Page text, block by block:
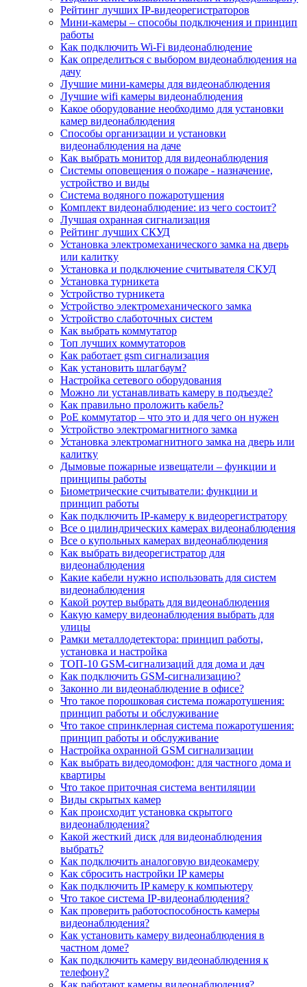
Рейтинг лучших IP-видеорегистраторов
Мини-камеры – способы подключения и принцип
работы
Как подключить Wi-Fi видеонаблюдение
Как определиться с выбором видеонаблюдения на
дачу
Лучшие мини-камеры для видеонаблюдения
Лучшие wifi камеры видеонаблюдения
Какое оборудование необходимо для установки
камер видеонаблюдения
Способы организации и установки
видеонаблюдения на даче
Как выбрать монитор для видеонаблюдения
Системы оповещения о пожаре - назначение,
устройство и виды
Система водяного пожаротушения
Комплект видеонаблюдение: из чего состоит?
Лучшая охранная сигнализация
Рейтинг лучших СКУД
Установка электромеханического замка на дверь
или калитку
Установка и подключение считывателя СКУД
Установка турникета
Устройство турникета
Устройство электромеханического замка
Устройство слаботочных систем
Как выбрать коммутатор
Топ лучших коммутаторов
Как работает gsm сигнализация
Как установить шлагбаум?
Настройка сетевого оборудования
Можно ли устанавливать камеру в подъезде?
Как правильно проложить кабель?
PoE коммутатор – что это и для чего он нужен
Устройство электромагнитного замка
Установка электромагнитного замка на дверь или
калитку
Дымовые пожарные извещатели – функции и
принципы работы
Биометрические считыватели: функции и
принцип работы
Как подключить IP-камеру к видеорегистратору
Все о цилиндрических камерах видеонаблюдения
Все о купольных камерах видеонаблюдения
Как выбрать видеорегистратор для
видеонаблюдения
Какие кабели нужно использовать для систем
видеонаблюдения
Какой роутер выбрать для видеонаблюдения
Какую камеру видеонаблюдения выбрать для
улицы
Рамки металлодетектора: принцип работы,
установка и настройка
ТОП-10 GSM-сигнализаций для дома и дач
Как подключить GSM-сигнализацию?
Законно ли видеонаблюдение в офисе?
Что такое порошковая система пожаротушения:
принцип работы и обслуживание
Что такое спринклерная система пожаротушения:
принцип работы и обслуживание
Настройка охранной GSM сигнализации
Как выбрать видеодомофон: для частного дома и
квартиры
Что такое приточная система вентиляции
Виды скрытых камер
Как происходит установка скрытого
видеонаблюдения?
Какой жесткий диск для видеонаблюдения
выбрать?
Как подключить аналоговую видеокамеру
Как сбросить настройки IP камеры
Как подключить IP камеру к компьютеру
Что такое система IP-видеонаблюдения?
Как проверить работоспособность камеры
видеонаблюдения?
Как установить камеру видеонаблюдения в
частном доме?
Как подключить камеру видеонаблюдения к
телефону?
Как работают камеры видеонаблюдения?